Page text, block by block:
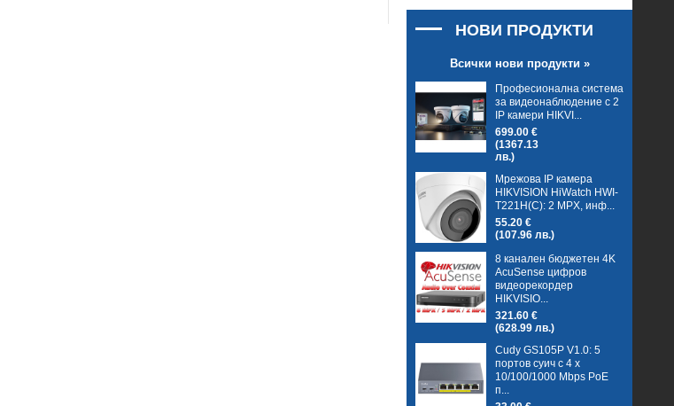
НОВИ ПРОДУКТИ
Всички нови продукти »
Професионална система
за видеонаблюдение с 2
IP камери HIKVI...
699.00 €
(1367.13
лв.)
Мрежова IP камера
HIKVISION HiWatch HWI-
T221H(C): 2 MPX, инф...
55.20 €
(107.96 лв.)
8 канален бюджетен 4K
AcuSense цифров
видеорекордер
HIKVISIO...
321.60 €
(628.99 лв.)
Cudy GS105P V1.0: 5
портов суич с 4 x
10/100/1000 Mbps PoE
п...